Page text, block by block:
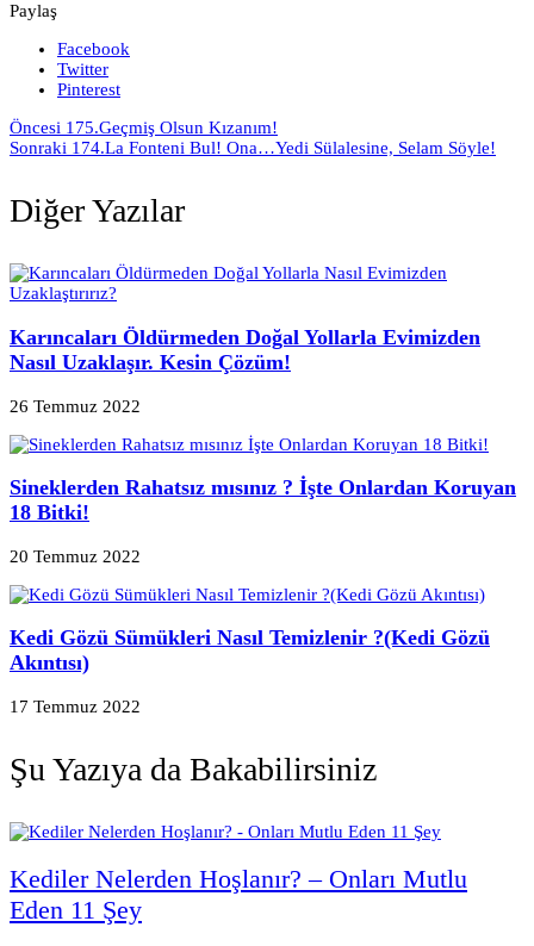
Paylaş
Facebook
Twitter
Pinterest
Öncesi 175.Geçmiş Olsun Kızanım!
Sonraki 174.La Fonteni Bul! Ona…Yedi Sülalesine, Selam Söyle!
Diğer Yazılar
Karıncaları Öldürmeden Doğal Yollarla Evimizden
Nasıl Uzaklaşır. Kesin Çözüm!
26 Temmuz 2022
Sineklerden Rahatsız mısınız ? İşte Onlardan Koruyan
18 Bitki!
20 Temmuz 2022
Kedi Gözü Sümükleri Nasıl Temizlenir ?(Kedi Gözü
Akıntısı)
17 Temmuz 2022
Şu Yazıya da Bakabilirsiniz
Kediler Nelerden Hoşlanır? – Onları Mutlu
Eden 11 Şey